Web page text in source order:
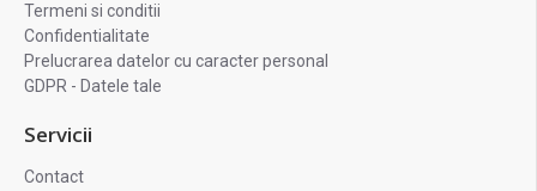
Termeni si conditii
Confidentialitate
Prelucrarea datelor cu caracter personal
GDPR - Datele tale
Servicii
Contact